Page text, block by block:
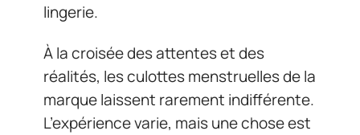
lingerie.
À la croisée des attentes et des
réalités, les culottes menstruelles de la
marque laissent rarement indifférente.
L’expérience varie, mais une chose est